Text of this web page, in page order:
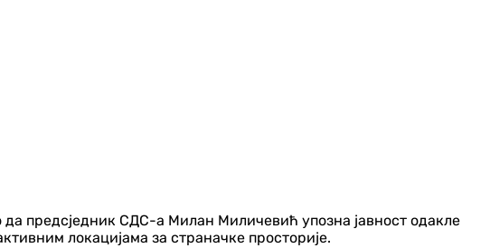
предсједник СДС-а Милан Миличевић упозна јавност одакле
локацијама за страначке просторије.